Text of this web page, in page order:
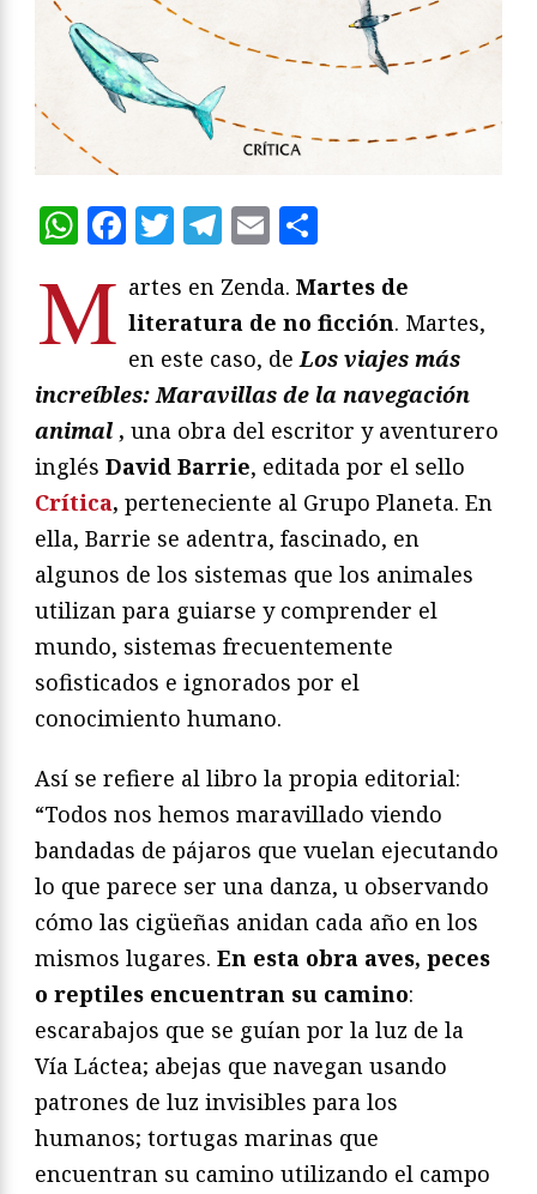
WhatsApp
Facebook
Twitter
Telegram
Email
M artes en Zenda. Martes de
literatura de no ficción. Martes,
en este caso, deLos viajes más
increíbles: Maravillas de la navegación
animal , una obra del escritor y aventurero
inglés David Barrie, editada por el sello
Crítica, perteneciente al Grupo Planeta. En
ella, Barrie se adentra, fascinado, en
algunos de los sistemas que los animales
utilizan para guiarse y comprender el
mundo, sistemas frecuentemente
sofisticados e ignorados por el
conocimiento humano.
Así se refiere al libro la propia editorial:
“Todos nos hemos maravillado viendo
bandadas de pájaros que vuelan ejecutando
lo que parece ser una danza, u observando
cómo las cigüeñas anidan cada año en los
mismos lugares. En esta obra aves, peces
o reptiles encuentran su camino:
escarabajos que se guían por la luz de la
Vía Láctea; abejas que navegan usando
patrones de luz invisibles para los
humanos; tortugas marinas que
encuentran su camino utilizando el campo